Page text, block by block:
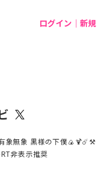
ログイン｜新規
象無象 黒様の下僕🍙🍹☄️⚒
非表示推奨